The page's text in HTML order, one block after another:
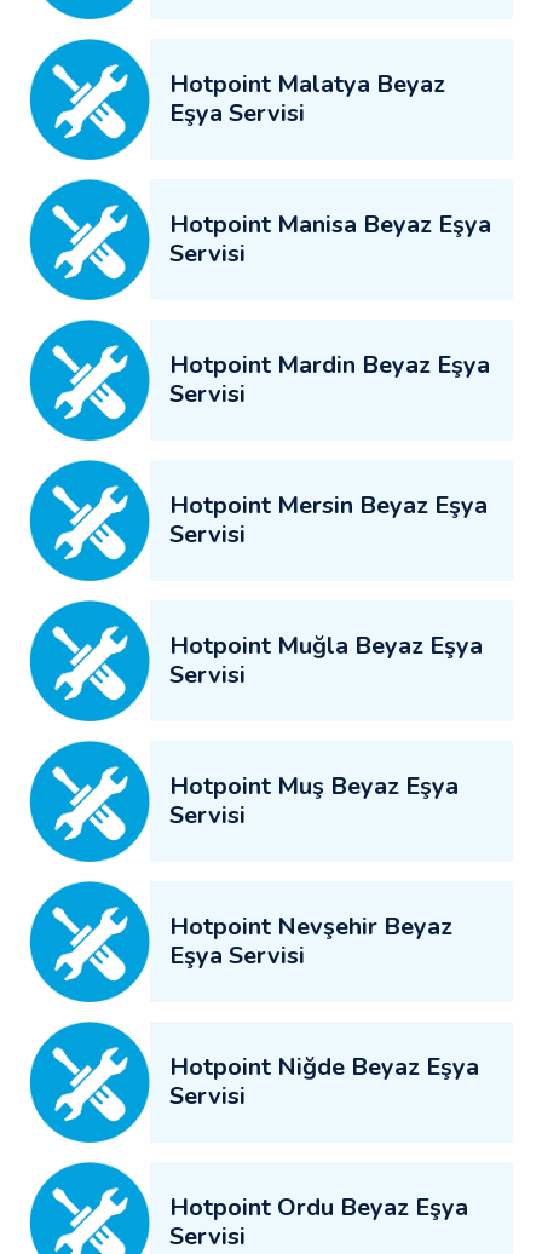
Hotpoint Malatya Beyaz
Eşya Servisi
Hotpoint Manisa Beyaz Eşya
Servisi
Hotpoint Mardin Beyaz Eşya
Servisi
Hotpoint Mersin Beyaz Eşya
Servisi
Hotpoint Muğla Beyaz Eşya
Servisi
Hotpoint Muş Beyaz Eşya
Servisi
Hotpoint Nevşehir Beyaz
Eşya Servisi
Hotpoint Niğde Beyaz Eşya
Servisi
Hotpoint Ordu Beyaz Eşya
Servisi